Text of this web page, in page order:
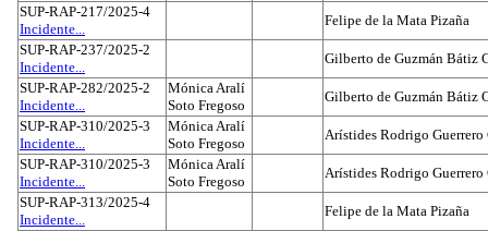
SUP-RAP-217/2025-4
Incidente...
Felipe de la Mata Pizaña
SUP-RAP-237/2025-2
Incidente...
Gilberto de Guzmán Bátiz
SUP-RAP-282/2025-2
Incidente...
Mónica Aralí
Soto Fregoso
Gilberto de Guzmán Bátiz
SUP-RAP-310/2025-3
Incidente...
Mónica Aralí
Soto Fregoso
Arístides Rodrigo Guerrero
SUP-RAP-310/2025-3
Incidente...
Mónica Aralí
Soto Fregoso
Arístides Rodrigo Guerrero
SUP-RAP-313/2025-4
Incidente...
Felipe de la Mata Pizaña